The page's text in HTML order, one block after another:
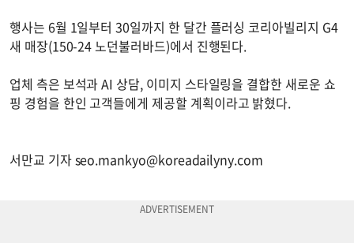
행사는 6월 1일부터 30일까지 한 달간 플러싱 코리아빌리지 G4
새 매장(150-24 노던불러바드)에서 진행된다.
업체 측은 보석과 AI 상담, 이미지 스타일링을 결합한 새로운 쇼
핑 경험을 한인 고객들에게 제공할 계획이라고 밝혔다.
서만교 기자seo.mankyo@koreadailyny.com